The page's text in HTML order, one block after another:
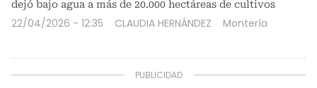
dejó bajo agua a más de 20.000 hectáreas de cultivos
22/04/2026 - 12:35 CLAUDIA HERNÁNDEZ Montería